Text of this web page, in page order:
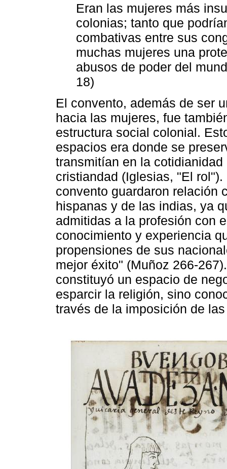
Eran las mujeres más
colonias; tanto que
combativas entre sus
muchas mujeres una
abusos de poder del
18)
El convento, además de ser
hacia las mujeres, fue
estructura social colonial.
espacios era donde se
transmitían en la
cristiandad (Iglesias, "El
convento guardaron relación
hispanas y de las indias, ya
admitidas a la profesión con
conocimiento y experiencia
propensiones de sus
mejor éxito" (Muñoz 266-
constituyó un espacio de
esparcir la religión, sino
través de la imposición de